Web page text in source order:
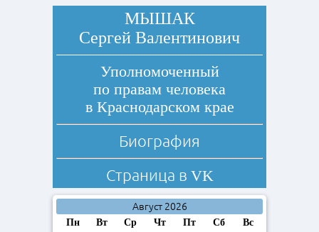
МЫШАК
Сергей Валентинович
Уполномоченный
по правам человека
в Краснодарском крае
Биография
Страница в VK
Август 2026
Пн Вт Ср Чт Пт Сб Вс